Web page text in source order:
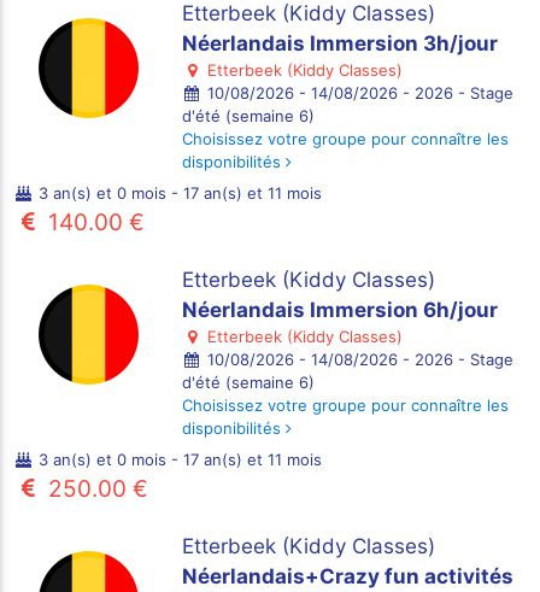
Etterbeek (Kiddy Classes)
Néerlandais Immersion 3h/jour
Etterbeek (Kiddy Classes)
10/08/2026 - 14/08/2026 - 2026 - Stage
d'été (semaine 6)
Choisissez votre groupe pour connaître les
disponibilités
3 an(s) et 0 mois - 17 an(s) et 11 mois
140.00 €
Etterbeek (Kiddy Classes)
Néerlandais Immersion 6h/jour
Etterbeek (Kiddy Classes)
10/08/2026 - 14/08/2026 - 2026 - Stage
d'été (semaine 6)
Choisissez votre groupe pour connaître les
disponibilités
3 an(s) et 0 mois - 17 an(s) et 11 mois
250.00 €
Etterbeek (Kiddy Classes)
Néerlandais+Crazy fun activités